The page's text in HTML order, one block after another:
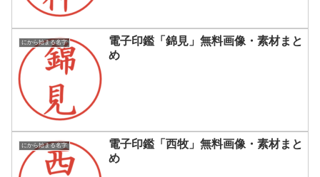
にから始まる名字
電子印鑑「錦見」無料画像・素材まと
め
にから始まる名字
電子印鑑「西牧」無料画像・素材まと
め